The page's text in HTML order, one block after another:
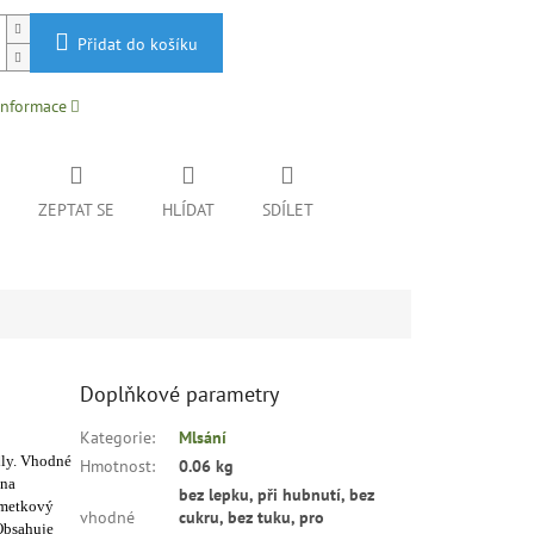
Přidat do košíku
ZEPTAT SE HLÍDAT SDÍLET
Vhodné
Doplňkové parametry
Kategorie:
Mlsání
Hmotnost: 0.06 kg
vhodné
bez lepku, při hubnutí, bez
cukru, bez tuku, pro